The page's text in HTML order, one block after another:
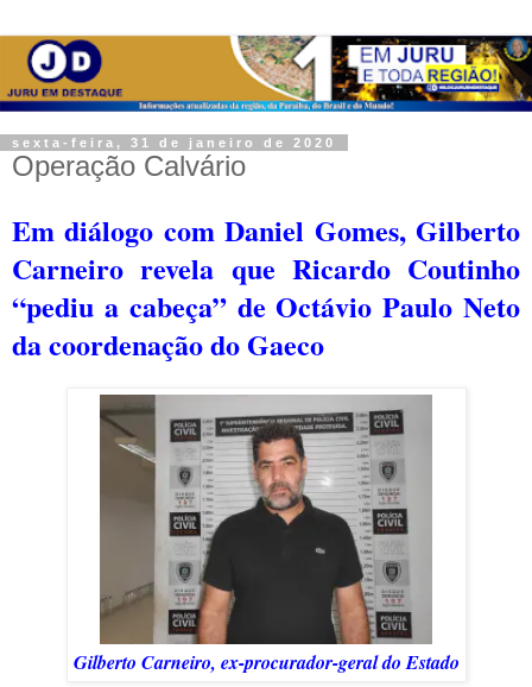
sexta-feira, 31 de janeiro de 2020
Operação Calvário
Em diálogo com Daniel Gomes, Gilberto
Carneiro revela que Ricardo Coutinho
“pediu a cabeça” de Octávio Paulo Neto
da coordenação do Gaeco
Gilberto Carneiro, ex-procurador-geral do Estado